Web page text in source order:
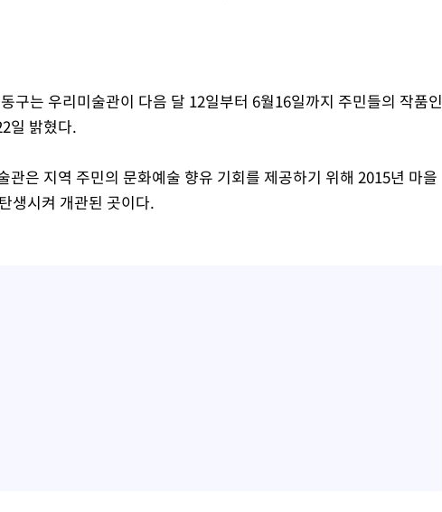
구는 우리미술관이 다음 달 12일부터 6월16일까지 주민들의 작품인
일 밝혔다.
관은 지역 주민의 문화예술 향유 기회를 제공하기 위해 2015년 마을
생시켜 개관된 곳이다.